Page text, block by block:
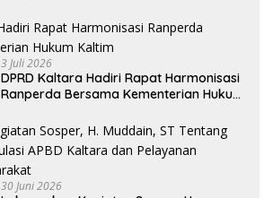
3 Juli 2026
DPRD Kaltara Hadiri Rapat Harmonisasi
Ranperda Bersama Kementerian Hukum
30 Juni 2026